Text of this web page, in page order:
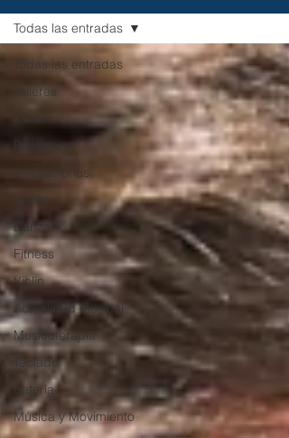
Todas las entradas
Talleres
Cursos
Backstage
Instalaciones
Inglés
Danza
Fitness
Violín
Actualidad musical
Musicoterapia
Teclado
Batería
Música y Movimiento
Todas las entradas